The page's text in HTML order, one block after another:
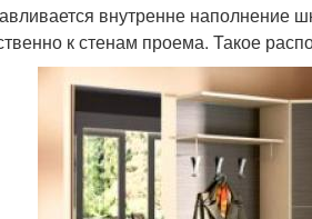
внутренне наполнение
к стенам проема. Такое